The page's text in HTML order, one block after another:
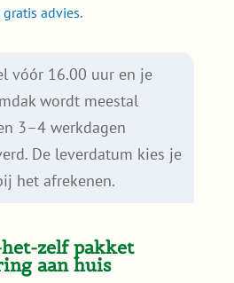
advies.
vóór 16.00 uur en je
wordt meestal
3–4 werkdagen
De leverdatum kies je
het afrekenen.
zelf pakket
aan huis